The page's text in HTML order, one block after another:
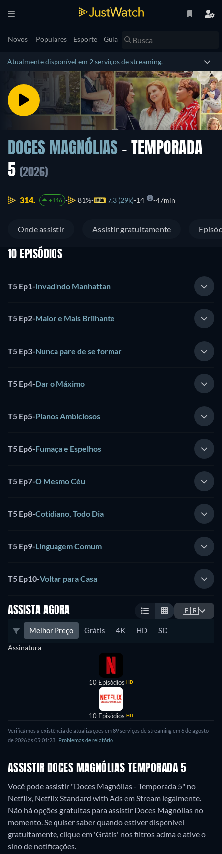
Novos Populares Esporte Guia
Atualmente disponível em 2 serviços de streaming.
DOCES MAGNÓLIAS - TEMPORADA
5 (2026)
314. +146 81% 7.3 (29k) 14 47min
Onde assistir Assistir gratuitamente
10 EPISÓDIOS
T5 Ep1-Invadindo Manhattan
T5 Ep2-Maior e Mais Brilhante
T5 Ep3-Nunca pare de se formar
T5 Ep4-Dar o Máximo
T5 Ep5-Planos Ambiciosos
T5 Ep6-Fumaça e Espelhos
T5 Ep7-O Mesmo Céu
T5 Ep8-Cotidiano, Todo Dia
T5 Ep9-Linguagem Comum
T5 Ep10-Voltar para Casa
ASSISTA AGORA 🇧🇷
Melhor Preço Grátis 4K HD SD
Assinatura
10 Episódios HD
10 Episódios HD
Verificámos a existência de atualizações em 89 serviços de streaming em 6 de agosto
de 2026 às 05:01:23.
Problemas de relatório
ASSISTIR DOCES MAGNÓLIAS TEMPORADA 5
Você pode assistir "Doces Magnólias - Temporada 5" no
Netflix, Netflix Standard with Ads em Stream legalmente.
Não há opções gratuitas para assistir Doces Magnólias no
momento. Se quiser saber quando estiver disponível
gratuitamente, clique em 'Grátis' nos filtros acima e ative o
sino de notificações.